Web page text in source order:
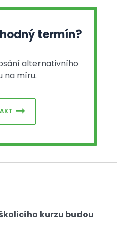
termín?
alternativního
na míru.
kurzu budou